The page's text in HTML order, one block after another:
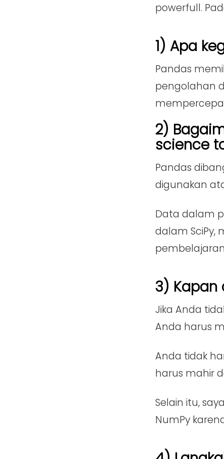
powerfull.
1) Apa
Pandas
pengolahan
2)
science
Pandas
digunakan
Data dalam
dalam SciPy,
3)
Jika Anda
Anda harus
Anda tidak
harus mahir
Selain itu,
NumPy